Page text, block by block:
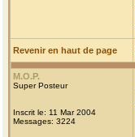
Revenir en haut de page
M.O.P.
Super Posteur
Inscrit le: 11 Mar 2004
Messages: 3224